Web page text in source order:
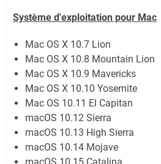
Système d'exploitation pour Mac
Mac OS X 10.7 Lion
Mac OS X 10.8 Mountain Lion
Mac OS X 10.9 Mavericks
Mac OS X 10.10 Yosemite
Mac OS 10.11 El Capitan
macOS 10.12 Sierra
macOS 10.13 High Sierra
macOS 10.14 Mojave